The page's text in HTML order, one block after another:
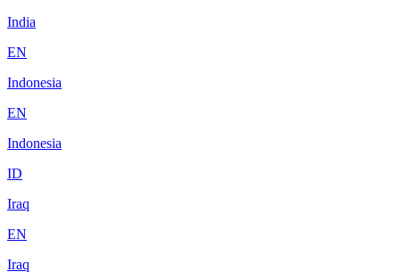
India
EN
Indonesia
EN
Indonesia
ID
Iraq
EN
Iraq